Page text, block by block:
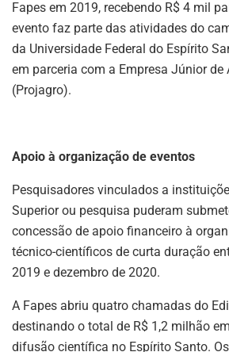
Fapes em 2019, recebendo R$ 4 mil
evento faz parte das atividades do
da Universidade Federal do Espírito
em parceria com a Empresa Júnior de
(Projagro).
Apoio à organização de eventos
Pesquisadores vinculados a
Superior ou pesquisa puderam
concessão de apoio financeiro à
técnico-científicos de curta duração
2019 e dezembro de 2020.
A Fapes abriu quatro chamadas do
destinando o total de R$ 1,2 milhão
difusão científica no Espírito Santo.